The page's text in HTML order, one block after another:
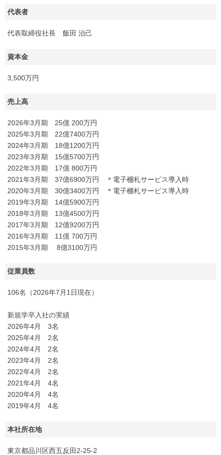
代表者
代表取締役社長 飯田 治己
資本金
3,500万円
売上高
2026年3月期 25億 200万円
2025年3月期 22億7400万円
2024年3月期 18億1200万円
2023年3月期 15億5700万円
2022年3月期 17億 800万円
2021年3月期 37億6900万円 ＊電子棚札サービス導入時
2020年3月期 30億3400万円 ＊電子棚札サービス導入時
2019年3月期 14億5900万円
2018年3月期 13億4500万円
2017年3月期 12億9200万円
2016年3月期 11億 700万円
2015年3月期 8億3100万円
従業員数
106名（2026年7月1日現在）
新規学卒入社の実績
2026年4月 3名
2025年4月 2名
2024年4月 2名
2023年4月 2名
2022年4月 2名
2021年4月 4名
2020年4月 4名
2019年4月 4名
本社所在地
東京都品川区西五反田2-25-2